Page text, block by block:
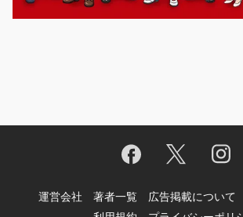
運営会社 著者一覧 広告掲載について